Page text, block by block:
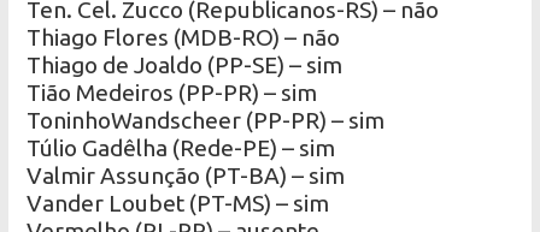
Ten. Cel. Zucco (Republicanos-RS) – não
Thiago Flores (MDB-RO) – não
Thiago de Joaldo (PP-SE) – sim
Tião Medeiros (PP-PR) – sim
ToninhoWandscheer (PP-PR) – sim
Túlio Gadêlha (Rede-PE) – sim
Valmir Assunção (PT-BA) – sim
Vander Loubet (PT-MS) – sim